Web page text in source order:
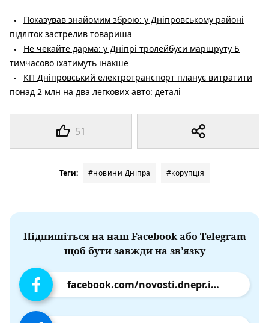
51
Показував знайомим зброю: у Дніпровському районі
підліток застрелив товариша
Не чекайте дарма: у Дніпрі тролейбуси маршруту Б
тимчасово їхатимуть інакше
КП Дніпровський електротранспорт планує витратити
понад 2 млн на два легкових авто: деталі
Теги: #новини Дніпра #корупція
Підпишіться на наш Facebook або Telegram
щоб бути завжди на зв’язку
facebook.com/novosti.dnepr.info